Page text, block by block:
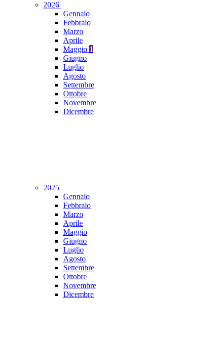
2026
Gennaio
Febbraio
Marzo
Aprile
Maggio 1
Giugno
Luglio
Agosto
Settembre
Ottobre
Novembre
Dicembre
2025
Gennaio
Febbraio
Marzo
Aprile
Maggio
Giugno
Luglio
Agosto
Settembre
Ottobre
Novembre
Dicembre